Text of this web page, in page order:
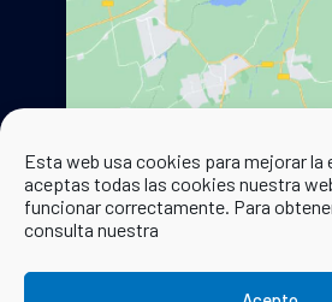
Esta web usa cookies para mejorar la
aceptas todas las cookies nuestra
funcionar correctamente. Para
consulta nuestra